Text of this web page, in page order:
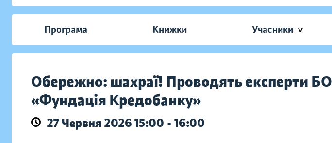
Програма Книжки Учасники
Обережно: шахраї! Проводять експерти БО
«Фундація Кредобанку»
27 Червня 2026 15:00 - 16:00